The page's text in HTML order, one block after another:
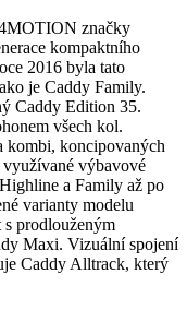
značky
kompaktního
2016 byla tato
je Caddy Family.
Caddy Edition 35.
všech kol.
kombi, koncipovaných
využívané výbavové
a Family až po
varianty modelu
prodlouženým
Maxi. Vizuální spojení
Caddy Alltrack, který